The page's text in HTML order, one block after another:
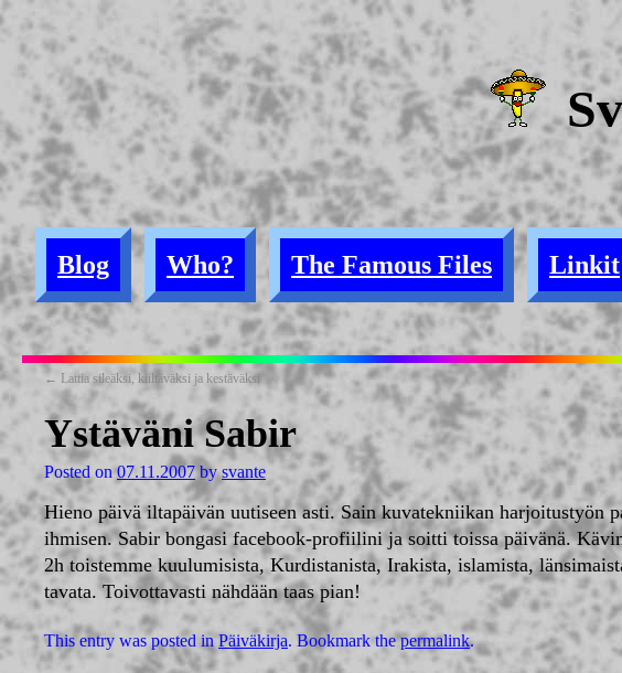
Blog Who? The Famous Files Linkit
← Lattia sileäksi, kiiltäväksi ja kestäväksi
Ystäväni Sabir
Posted on 07.11.2007 by svante
Hieno päivä iltapäivän uutiseen asti. Sain kuvatekniikan harjoitustyön
ihmisen. Sabir bongasi facebook-profiilini ja soitti toissa päivänä.
2h toistemme kuulumisista, Kurdistanista, Irakista, islamista,
tavata. Toivottavasti nähdään taas pian!
This entry was posted in Päiväkirja. Bookmark thepermalink.